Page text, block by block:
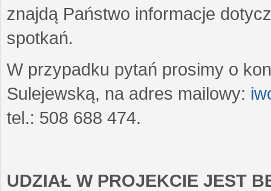
znajdą Państwo informacje
spotkań.
W przypadku pytań prosimy o
Sulejewską, na adres mailowy:
tel.: 508 688 474.
UDZIAŁ W PROJEKCIE JEST